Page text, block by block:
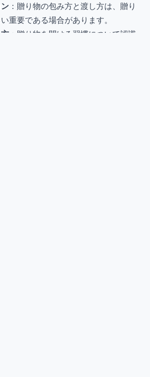
：贈り物の包み方と渡し方は、贈り
重要である場合があります。
：贈り物を開ける習慣について認識